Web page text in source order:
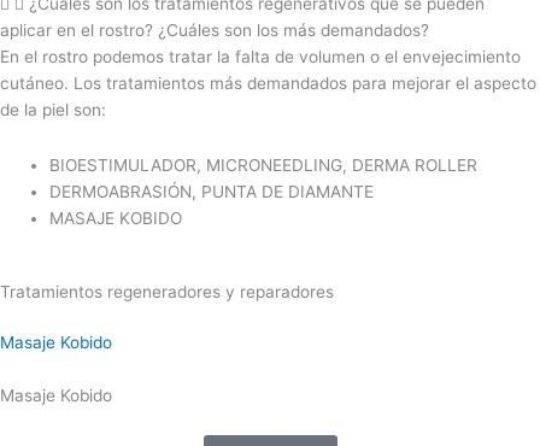
aplicar en el rostro? ¿Cuáles son los más demandados?
En el rostro podemos tratar la falta de volumen o el envejecimiento
cutáneo. Los tratamientos más demandados para mejorar el aspecto
de la piel son:
BIOESTIMULADOR, MICRONEEDLING, DERMA ROLLER
DERMOABRASIÓN, PUNTA DE DIAMANTE
MASAJE KOBIDO
Tratamientos regeneradores y reparadores
Masaje Kobido
Masaje Kobido